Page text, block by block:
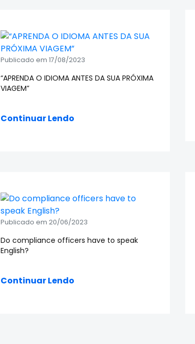
Publicado em 17/08/2023
“APRENDA O IDIOMA ANTES DA SUA PRÓXIMA
VIAGEM”
Continuar Lendo
Publicado em 20/06/2023
Do compliance officers have to speak
English?
Continuar Lendo